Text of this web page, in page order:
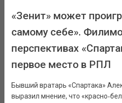
«Зенит» может
самому себе».
перспективах
первое место в РПЛ
Бывший вратарь «Спартака»
выразил мнение, что